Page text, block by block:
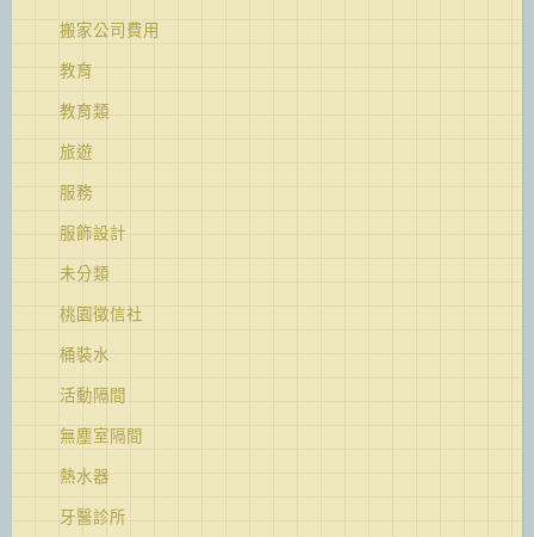
搬家公司費用
教育
教育類
旅遊
服務
服飾設計
未分類
桃園徵信社
桶裝水
活動隔間
無塵室隔間
熱水器
牙醫診所